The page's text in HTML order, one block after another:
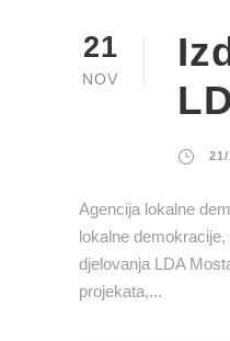
21
NOV
Agencija lokalne
lokalne
djelovanja LDA
projekata,...